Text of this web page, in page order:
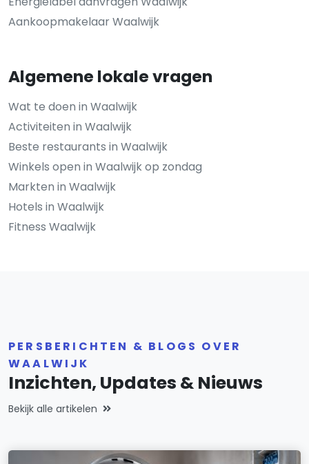
Aankoopmakelaar Waalwijk
Algemene lokale vragen
Wat te doen in Waalwijk
Activiteiten in Waalwijk
Beste restaurants in Waalwijk
Winkels open in Waalwijk op zondag
Markten in Waalwijk
Hotels in Waalwijk
Fitness Waalwijk
PERSBERICHTEN & BLOGS OVER
WAALWIJK
Inzichten, Updates & Nieuws
Bekijk alle artikelen